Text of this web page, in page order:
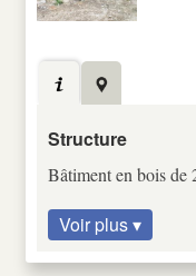
Structure
Bâtiment en bois de
Voir plus ▾